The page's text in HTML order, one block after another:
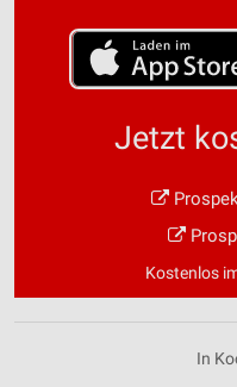
Jetzt
Kostenlos
In